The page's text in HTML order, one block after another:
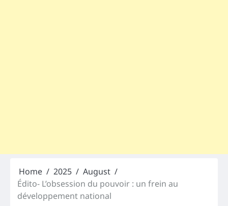
Home 2025
August
Édito- L’obsession du pouvoir : un frein au
développement national